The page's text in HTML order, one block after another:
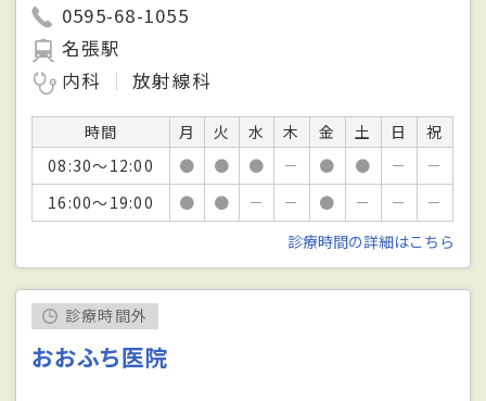
0595-68-1055
名張駅
内科
放射線科
時間 月 火 水 木 金 土 日
祝
08:30～12:00
● ● ● － ● ● －
－
16:00～19:00
● ● － － ● － －
－
診療時間の詳細はこちら
診療時間外
おおふち医院